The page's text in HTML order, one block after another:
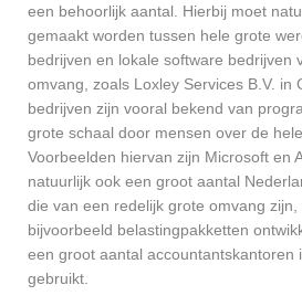
een behoorlijk aantal. Hierbij moet
gemaakt worden tussen hele grote
bedrijven en lokale software bedrijven
omvang, zoals Loxley Services B.V. in
bedrijven zijn vooral bekend van
grote schaal door mensen over de
Voorbeelden hiervan zijn Microsoft en
natuurlijk ook een groot aantal
die van een redelijk grote omvang zijn,
bijvoorbeeld belastingpakketten
een groot aantal accountantskantoren
gebruikt.